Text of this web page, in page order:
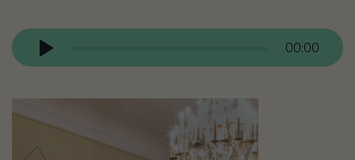
Odtwarzacz
audio 00:00